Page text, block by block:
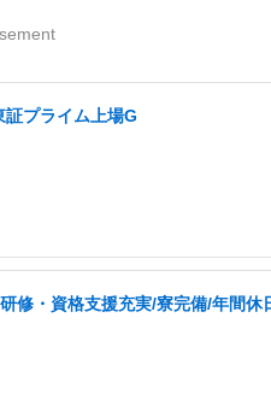
プライム上場G
修・資格支援充実/寮完備/年間休